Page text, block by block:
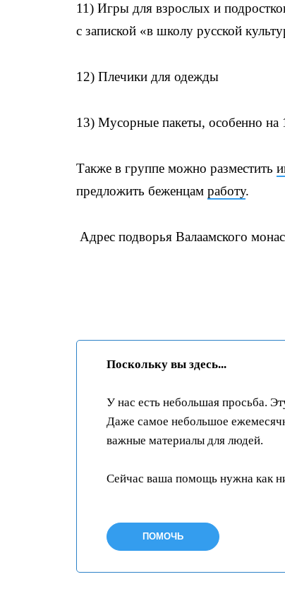
11) Игры для взрослых и
с запиской «в школу русской
12) Плечики для одежды
13) Мусорные пакеты, особенно на
Также в группе можно разместить
предложить беженцам работу.
Адрес подворья Валаамского
Поскольку вы здесь...
У нас есть небольшая просьба.
Даже самое небольшое
важные материалы для людей.
Сейчас ваша помощь нужна как
ПОМОЧЬ